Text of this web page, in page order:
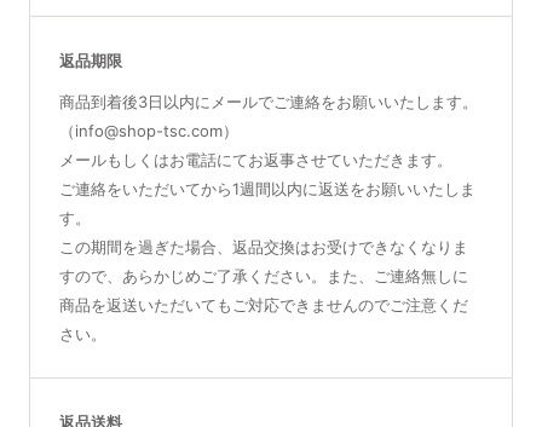
返品期限
商品到着後3日以内にメールでご連絡をお願いいたします。
（info@shop-tsc.com）
メールもしくはお電話にてお返事させていただきます。
ご連絡をいただいてから1週間以内に返送をお願いいたしま
す。
この期間を過ぎた場合、返品交換はお受けできなくなりま
すので、あらかじめご了承ください。また、ご連絡無しに
商品を返送いただいてもご対応できませんのでご注意くだ
さい。
返品送料